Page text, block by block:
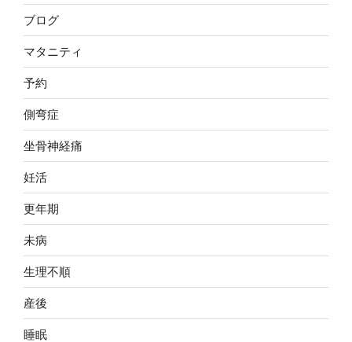
ブログ
マタニティ
予約
側弯症
坐骨神経痛
妊活
更年期
未病
生理不順
産後
睡眠